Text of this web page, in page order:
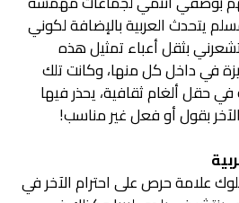
يتحدث العربية بالإضافة لكوني
بثقل أعباء تمثيل هذه
في داخل كل منها، وكانت تلك
في حقل ألغام ثقافية، يحذر فيها
بقول أو فعل غير مناسب!